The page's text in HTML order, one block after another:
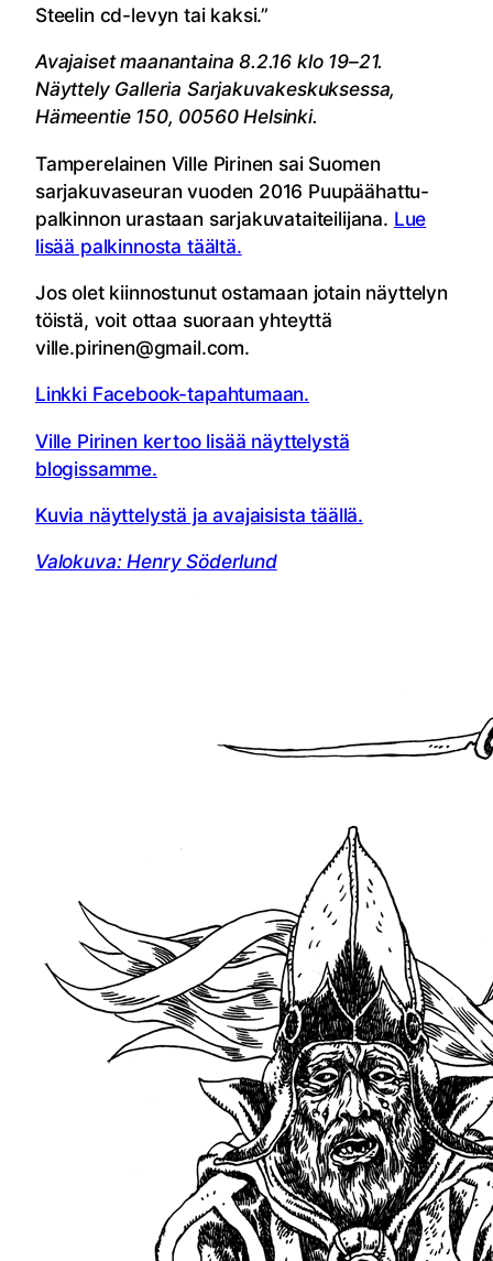
Steelin cd-levyn tai kaksi.”
Avajaiset maanantaina 8.2.16 klo 19–21.
Näyttely Galleria Sarjakuvakeskuksessa,
Hämeentie 150, 00560 Helsinki.
Tamperelainen Ville Pirinen sai Suomen
sarjakuvaseuran vuoden 2016 Puupäähattu-
palkinnon urastaan sarjakuvataiteilijana. Lue
lisää palkinnosta täältä.
Jos olet kiinnostunut ostamaan jotain näyttelyn
töistä, voit ottaa suoraan yhteyttä
ville.pirinen@gmail.com.
Linkki Facebook-tapahtumaan.
Ville Pirinen kertoo lisää näyttelystä
blogissamme.
Kuvia näyttelystä ja avajaisista täällä.
Valokuva: Henry Söderlund